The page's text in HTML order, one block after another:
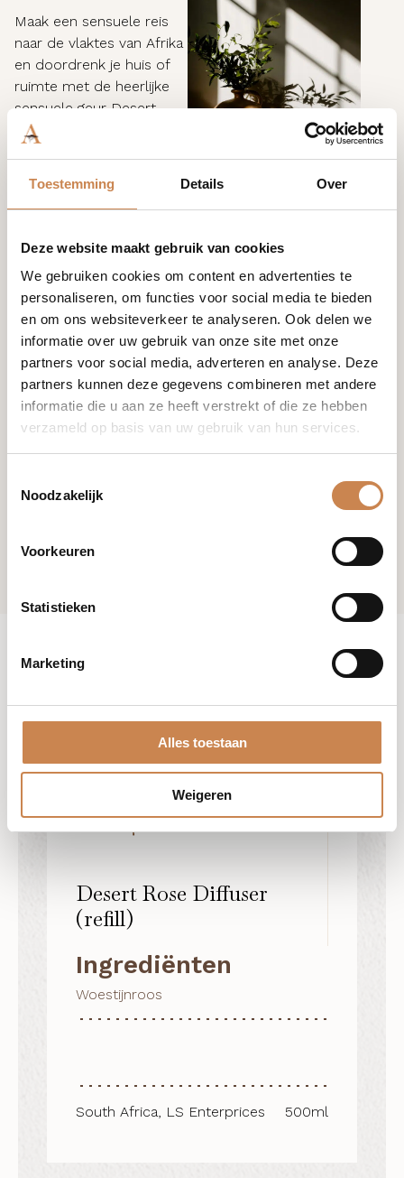
Toestemming Details Over
Deze website maakt gebruik van cookies
We gebruiken cookies om content en advertenties te
personaliseren, om functies voor social media te bieden
en om ons websiteverkeer te analyseren. Ook delen we
informatie over uw gebruik van onze site met onze
partners voor social media, adverteren en analyse. Deze
partners kunnen deze gegevens combineren met andere
informatie die u aan ze heeft verstrekt of die ze hebben
verzameld op basis van uw gebruik van hun services.
Noodzakelijk
Voorkeuren
Statistieken
Marketing
Alles toestaan
Weigeren
Maak een sensuele reis
naar de vlaktes van Afrika
en doordrenk je huis of
ruimte met de heerlijke
sensuele geur Desert
Rose.
toevluchtsoord met de
unieke delicate geur van
zintuigen verlevendigt
terwijl dit
stemmingsverbeterende
aroma de hoeken van je
geest vult.
Desert Rose Diffuser
(refill)
Ingrediënten
Woestijnroos
South Africa, LS Enterprices 500ml